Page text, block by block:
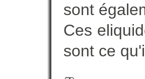
sont
Ces
sont ce